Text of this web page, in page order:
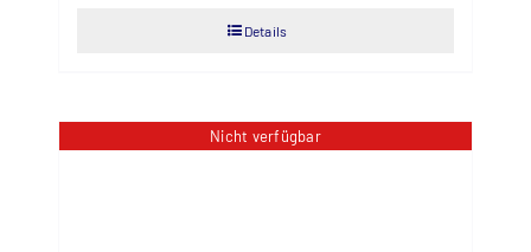
Details
Nicht verfügbar